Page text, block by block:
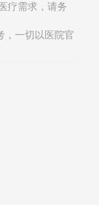
疗需求，请务
，一切以医院官